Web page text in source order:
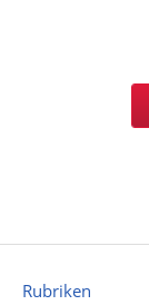
Rubriken